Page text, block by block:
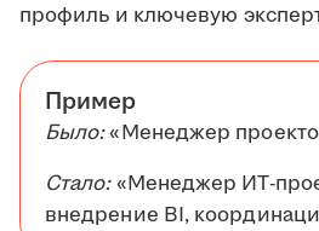
профиль и ключевую
Пример
Было:«Менеджер
Стало:«Менеджер ИТ-
внедрение BI,